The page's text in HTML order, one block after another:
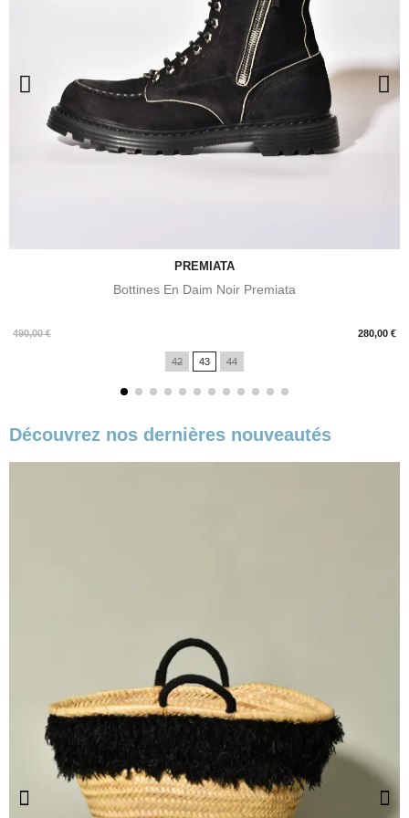
PREMIATA
Bottines En Daim Noir Premiata
490,00 € 280,00 €
Prix
42 43 44
Découvrez nos dernières nouveautés